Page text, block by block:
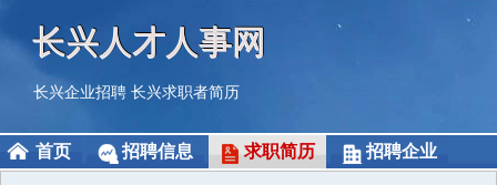
长兴人才人事网
长兴企业招聘 长兴求职者简历
首页 招聘信息 求职简历 招聘企业